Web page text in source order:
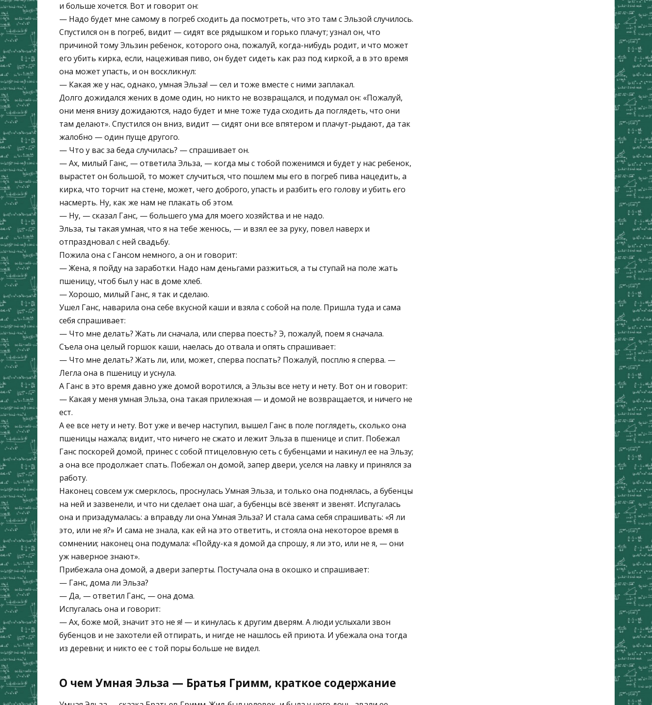
и больше хочется. Вот и говорит он:
— Надо будет мне самому в погреб сходить да посмотреть, что это там с Эльзой случилось.
Спустился он в погреб, видит — сидят все рядышком и горько плачут; узнал он, что
причиной тому Эльзин ребенок, которого она, пожалуй, когда-нибудь родит, и что может
его убить кирка, если, нацеживая пиво, он будет сидеть как раз под киркой, а в это время
она может упасть, и он воскликнул:
— Какая же у нас, однако, умная Эльза! — сел и тоже вместе с ними заплакал.
Долго дожидался жених в доме один, но никто не возвращался, и подумал он: «Пожалуй,
они меня внизу дожидаются, надо будет и мне тоже туда сходить да поглядеть, что они
там делают». Спустился он вниз, видит — сидят они все впятером и плачут-рыдают, да так
жалобно — один пуще другого.
— Что у вас за беда случилась? — спрашивает он.
— Ах, милый Ганс, — ответила Эльза, — когда мы с тобой поженимся и будет у нас ребенок,
вырастет он большой, то может случиться, что пошлем мы его в погреб пива нацедить, а
кирка, что торчит на стене, может, чего доброго, упасть и разбить его голову и убить его
насмерть. Ну, как же нам не плакать об этом.
— Ну, — сказал Ганс, — большего ума для моего хозяйства и не надо.
Эльза, ты такая умная, что я на тебе женюсь, — и взял ее за руку, повел наверх и
отпраздновал с ней свадьбу.
Пожила она с Гансом немного, а он и говорит:
— Жена, я пойду на заработки. Надо нам деньгами разжиться, а ты ступай на поле жать
пшеницу, чтоб был у нас в доме хлеб.
— Хорошо, милый Ганс, я так и сделаю.
Ушел Ганс, наварила она себе вкусной каши и взяла с собой на поле. Пришла туда и сама
себя спрашивает:
— Что мне делать? Жать ли сначала, или сперва поесть? Э, пожалуй, поем я сначала.
Съела она целый горшок каши, наелась до отвала и опять спрашивает:
— Что мне делать? Жать ли, или, может, сперва поспать? Пожалуй, посплю я сперва. —
Легла она в пшеницу и уснула.
А Ганс в это время давно уже домой воротился, а Эльзы все нету и нету. Вот он и говорит:
— Какая у меня умная Эльза, она такая прилежная — и домой не возвращается, и ничего не
ест.
А ее все нету и нету. Вот уже и вечер наступил, вышел Ганс в поле поглядеть, сколько она
пшеницы нажала; видит, что ничего не сжато и лежит Эльза в пшенице и спит. Побежал
Ганс поскорей домой, принес с собой птицеловную сеть с бубенцами и накинул ее на Эльзу;
а она все продолжает спать. Побежал он домой, запер двери, уселся на лавку и принялся за
работу.
Наконец совсем уж смерклось, проснулась Умная Эльза, и только она поднялась, а бубенцы
на ней и зазвенели, и что ни сделает она шаг, а бубенцы всё звенят и звенят. Испугалась
она и призадумалась: а вправду ли она Умная Эльза? И стала сама себя спрашивать: «Я ли
это, или не я?» И сама не знала, как ей на это ответить, и стояла она некоторое время в
сомнении; наконец она подумала: «Пойду-ка я домой да спрошу, я ли это, или не я, — они
уж наверное знают».
Прибежала она домой, а двери заперты. Постучала она в окошко и спрашивает:
— Ганс, дома ли Эльза?
— Да, — ответил Ганс, — она дома.
Испугалась она и говорит:
— Ах, боже мой, значит это не я! — и кинулась к другим дверям. А люди услыхали звон
бубенцов и не захотели ей отпирать, и нигде не нашлось ей приюта. И убежала она тогда
из деревни; и никто ее с той поры больше не видел.
О чем Умная Эльза — Братья Гримм, краткое содержание